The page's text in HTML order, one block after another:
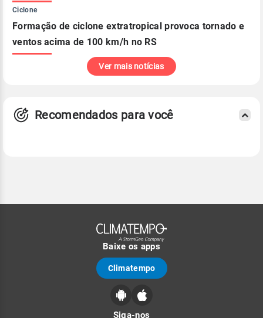
Ciclone
Formação de ciclone extratropical provoca tornado e
ventos acima de 100 km/h no RS
Ver mais notícias
Recomendados para você
Baixe os apps
Climatempo
Siga-nos